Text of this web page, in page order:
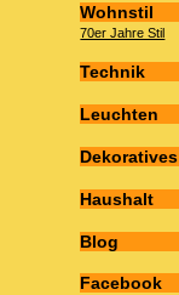
Wohnstil
70er Jahre Stil
Technik
Leuchten
Dekoratives
Haushalt
Blog
Facebook